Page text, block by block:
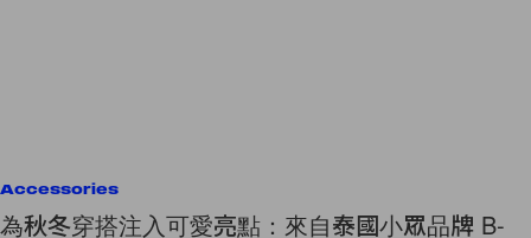
為秋冬穿搭注入可愛亮點：來自泰國小眾品牌 B-
unique 的迷你串珠手袋！